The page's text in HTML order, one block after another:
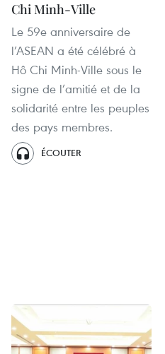
Chi Minh-Ville
Le 59e anniversaire de
l’ASEAN a été célébré à
Hô Chi Minh-Ville sous le
signe de l’amitié et de la
solidarité entre les peuples
des pays membres.
ÉCOUTER